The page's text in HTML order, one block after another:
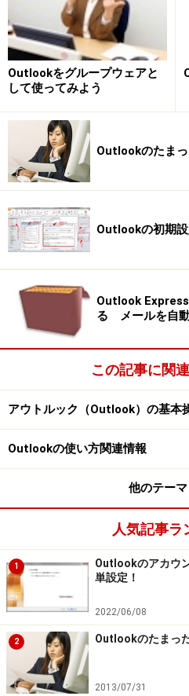
リックし、差出人名やキーワ
3. 絞り込みされたメールが表
並び替え
この検索に加えて、「並び替
探しやすくなります。
表示メニュー
1. まずはじめに、メニュー
てください。
差出人別表示
2. たとえば、特定の人物か
や、いつも決まった相手から
び替えの設定で、「差出人」
■その他の並び替え表示方法
「差出人」同様に、他にも便
す。
Outlookをグループウェアと
して使ってみよう
Outlookのたま
Outlookの初期
Outlook
る メールを自動
この記事に関
アウトルック（Outlook）の基本
Outlookの使い方関連情報
他のテー
人気記事ラ
1
Outlookのアカウ
単設定！
2022/06/08
2 Outlookのたまっ
2013/07/31